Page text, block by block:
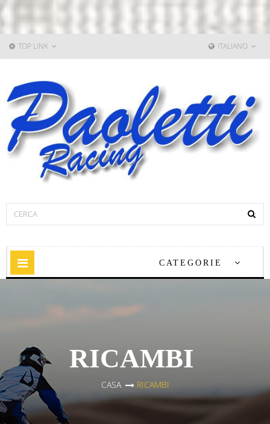
TOP LINK ITALIANO
CATEGORIE
Navigazione
Toggle
CASA > RICAMBI
RICAMBI